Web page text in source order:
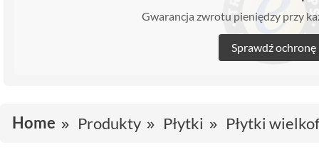
Gwarancja zwrotu pieniędzy przy
Sprawdź ochronę
Home Produkty Płytki Płytki